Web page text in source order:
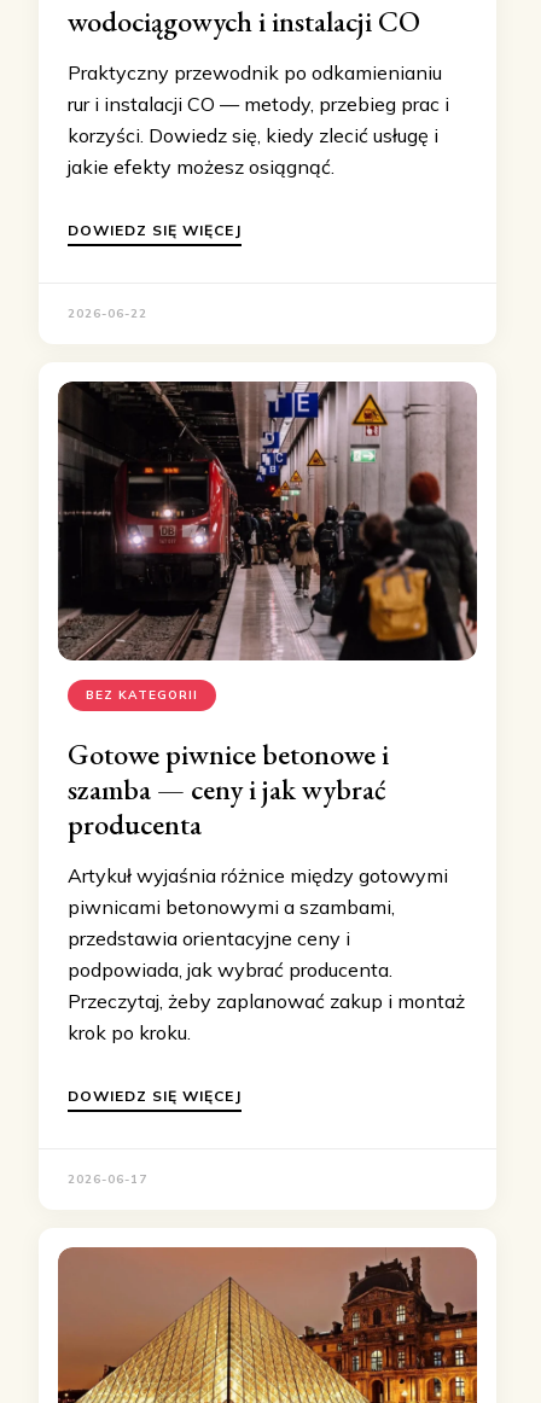
wodociągowych i instalacji CO
Praktyczny przewodnik po odkamienianiu
rur i instalacji CO — metody, przebieg prac i
korzyści. Dowiedz się, kiedy zlecić usługę i
jakie efekty możesz osiągnąć.
DOWIEDZ SIĘ WIĘCEJ
2026-06-22
BEZ KATEGORII
Gotowe piwnice betonowe i
szamba — ceny i jak wybrać
producenta
Artykuł wyjaśnia różnice między gotowymi
piwnicami betonowymi a szambami,
przedstawia orientacyjne ceny i
podpowiada, jak wybrać producenta.
Przeczytaj, żeby zaplanować zakup i montaż
krok po kroku.
DOWIEDZ SIĘ WIĘCEJ
2026-06-17